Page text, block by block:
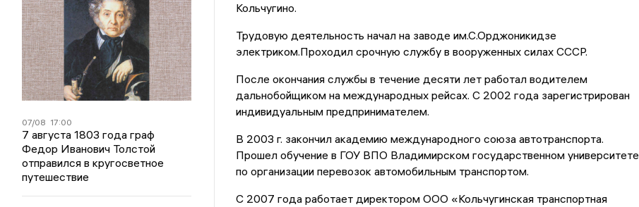
07/08 17:00
7 августа 1803 года граф
Федор Иванович Толстой
отправился в кругосветное
путешествие
Кольчугино.
Трудовую деятельность начал на заводе им.С.Орджоникидзе
электриком.Проходил срочную службу в вооруженных силах СССР.
После окончания службы в течение десяти лет работал водителем
дальнобойщиком на международных рейсах. С 2002 года зарегистрирован
индивидуальным предпринимателем.
В 2003 г. закончил академию международного союза автотранспорта.
Прошел обучение в ГОУ ВПО Владимирском государственном университете
по организации перевозок автомобильным транспортом.
С 2007 года работает директором ООО «Кольчугинская транспортная